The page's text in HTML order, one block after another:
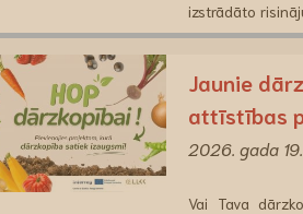
izstrādāto
Jaunie
attīstības
2026. gada
Vai Tava